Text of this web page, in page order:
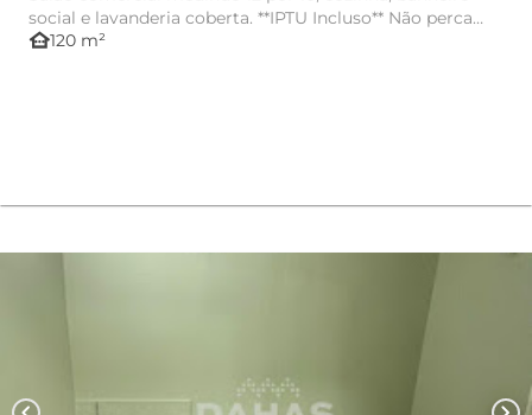
social e lavanderia coberta. **IPTU Incluso** Não perca
esta opor...
other_houses120 m²